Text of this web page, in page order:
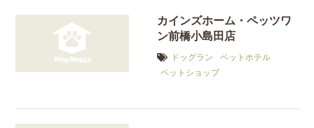
カインズホーム・ペッツワ
ン前橋小島田店
ドッグラン
ペットホテル
ペットショップ